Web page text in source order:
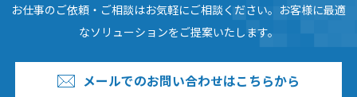
お仕事のご依頼・ご相談はお気軽にご相談ください。お客様に最適
なソリューションをご提案いたします。
メールでのお問い合わせはこちらから